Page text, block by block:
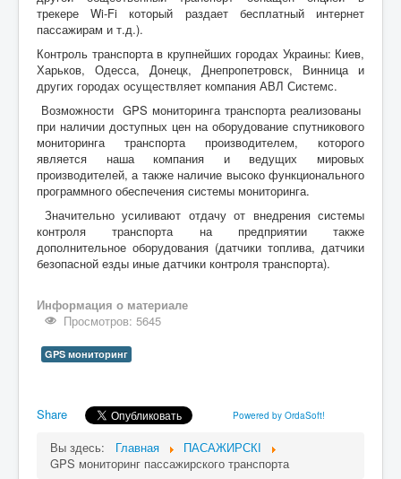
трекере Wi-Fi который раздает бесплатный интернет
пассажирам и т.д.).
Контроль транспорта в крупнейших городах Украины: Киев,
Харьков, Одесса, Донецк, Днепропетровск, Винница и
других городах осуществляет компания АВЛ Системс.
Возможности GPS мониторинга транспорта реализованы
при наличии доступных цен на оборудование спутникового
мониторинга транспорта производителем, которого
является наша компания и ведущих мировых
производителей, а также наличие высоко функционального
программного обеспечения системы мониторинга.
Значительно усиливают отдачу от внедрения системы
контроля транспорта на предприятии также
дополнительное оборудования (датчики топлива, датчики
безопасной езды иные датчики контроля транспорта).
Информация о материале
Просмотров: 5645
GPS мониторинг
Share Powered by OrdaSoft!
Вы здесь: Главная
ПАСАЖИРСКІ
GPS мониторинг пассажирского транспорта